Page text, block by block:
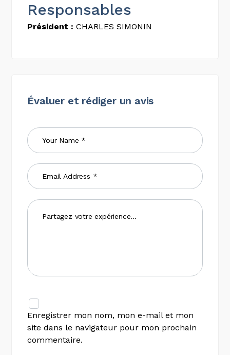
Responsables
Président : CHARLES SIMONIN
Évaluer et rédiger un avis
Enregistrer mon nom, mon e-mail et mon
site dans le navigateur pour mon prochain
commentaire.